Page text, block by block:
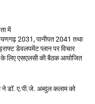
में
2031, पानीपत 2041 तथा
डेवलपमेंट प्लान पर विचार
के लिए एसएलसी की बैठक आयोजित
ने डॉ. ए.पी.जे. अब्दुल कलाम को